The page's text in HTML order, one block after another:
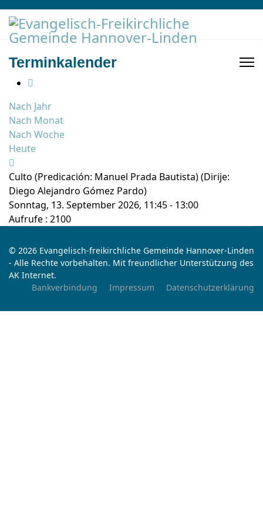
Terminkalender
Nach Jahr
Nach Monat
Nach Woche
Heute
Culto (Predicación: Manuel Prada Bautista) (Dirije:
Diego Alejandro Gómez Pardo)
Sonntag, 13. September 2026, 11:45 - 13:00
Aufrufe : 2100
© 2026 Evangelisch-freikirchliche Gemeinde Hannover-Linden
- Alle Rechte vorbehalten. Mit freundlicher Unterstützung des
AK Internet.
Bankverbindung
Impressum Datenschutzerklärung